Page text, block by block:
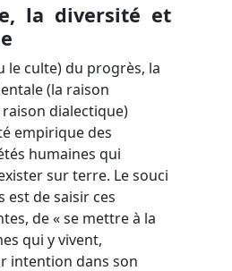
la diversité et
le culte) du progrès, la
(la raison
dialectique)
empirique des
humaines qui
sur terre. Le souci
est de saisir ces
de « se mettre à la
qui y vivent,
intention dans son